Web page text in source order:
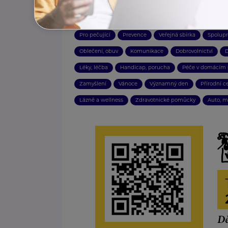
Práce, zaměstnání
Aktuálně
Pro pečující Prevence Veřejná sbírka
Oblečení, obuv Komunikace Dobrovolnictví
Léky, léčba Handicap, porucha Péče v domácím
Zamyšlení Vánoce Významný den Přírodní
Lázně a wellness Zdravotnické pomůcky Auto,